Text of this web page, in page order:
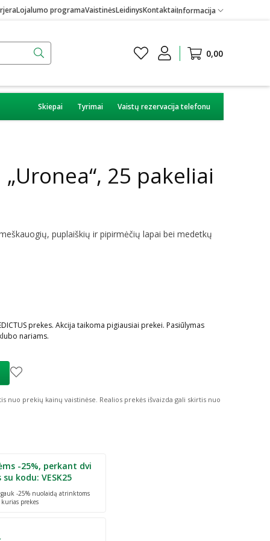
Lojalumo programaVaistinėsLeidinysKontaktaiInformacija
0,00
Skiepai Tyrimai Vaistų rezervacija telefonu
25 pakeliai
puplaiškių ir pipirmėčių lapai bei medetkų
prekes. Akcija taikoma pigiausiai prekei. Pasiūlymas
nariams.
nuo prekių kainų vaistinėse. Realios prekės išvaizda gali skirtis nuo
-25%, perkant dvi
kodu: VESK25
-25% nuolaidą atrinktoms
prekes